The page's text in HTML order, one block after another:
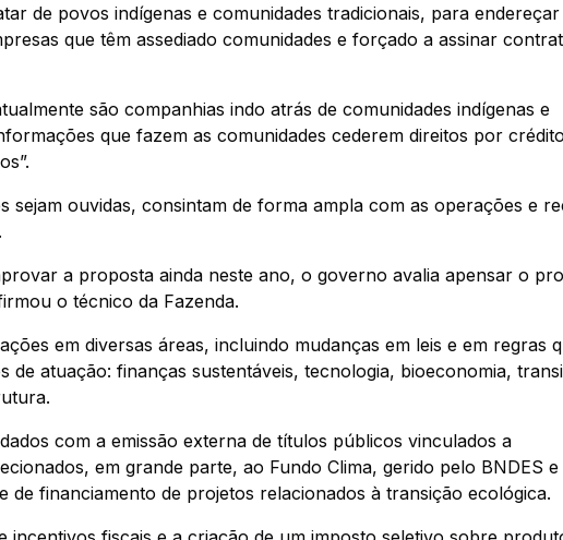
de povos indígenas e comunidades tradicionais, para endereçar
que têm assediado comunidades e forçado a assinar
são companhias indo atrás de comunidades indígenas e
que fazem as comunidades cederem direitos por
sejam ouvidas, consintam de forma ampla com as operações e
a proposta ainda neste ano, o governo avalia apensar o
o técnico da Fazenda.
em diversas áreas, incluindo mudanças em leis e em regras
de atuação: finanças sustentáveis, tecnologia, bioeconomia,
com a emissão externa de títulos públicos vinculados a
em grande parte, ao Fundo Clima, gerido pelo BNDES e
de financiamento de projetos relacionados à transição ecológica.